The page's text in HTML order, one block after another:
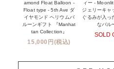
前撮り写真バルーン特集
姉妹店＆関連ショップについて
amond Float Balloon -
Float type - 5th Ave ダ
イヤモンド ヘリウムバ
ルーンギフト 『Manhat
tan Collection』
15,000円(税込)
ィー -
ジェリーキャ
ぐるみが入っ
なバル
SOLD